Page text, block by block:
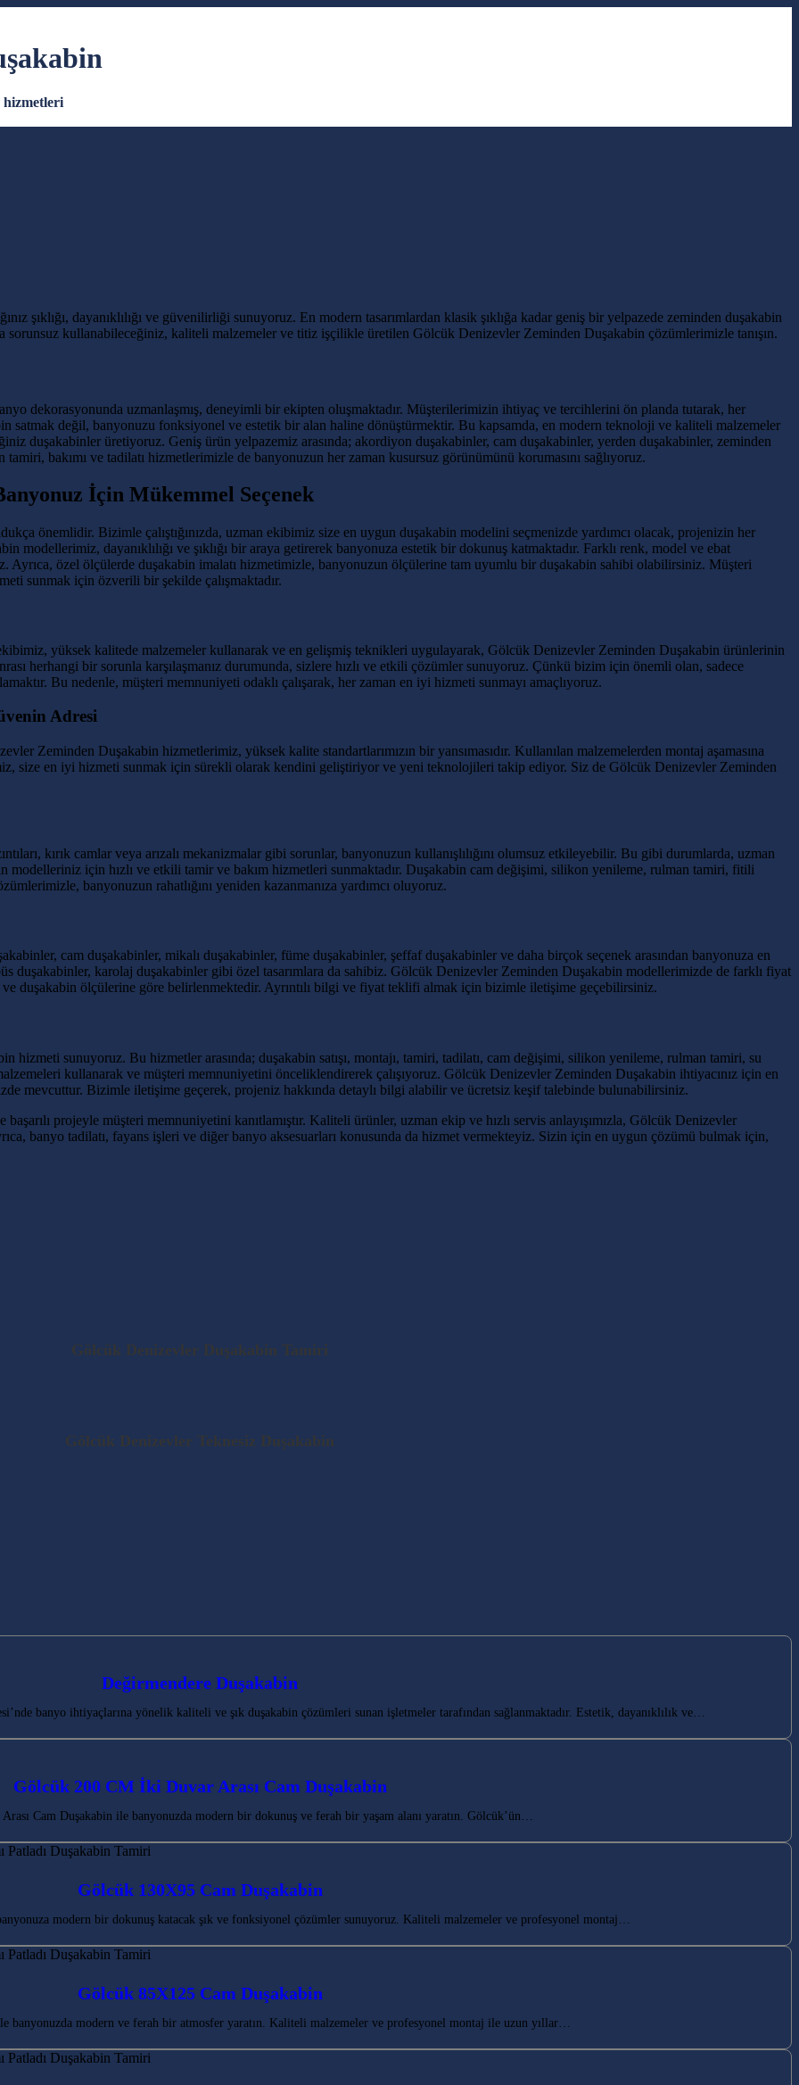
şıklığı, dayanıklılığı ve güvenilirliği sunuyoruz. En modern tasarımlardan klasik şıklığa kadar geniş bir yelpazede zeminden duşakabin
sorunsuz kullanabileceğiniz, kaliteli malzemeler ve titiz işçilikle üretilen Gölcük Denizevler Zeminden Duşakabin çözümlerimizle tanışın.
dekorasyonunda uzmanlaşmış, deneyimli bir ekipten oluşmaktadır. Müşterilerimizin ihtiyaç ve tercihlerini ön planda tutarak, her
satmak değil, banyonuzu fonksiyonel ve estetik bir alan haline dönüştürmektir. Bu kapsamda, en modern teknoloji ve kaliteli malzemeler
duşakabinler üretiyoruz. Geniş ürün yelpazemiz arasında; akordiyon duşakabinler, cam duşakabinler, yerden duşakabinler, zeminden
bakımı ve tadilatı hizmetlerimizle de banyonuzun her zaman kusursuz görünümünü korumasını sağlıyoruz.
İçin Mükemmel Seçenek
önemlidir. Bizimle çalıştığınızda, uzman ekibimiz size en uygun duşakabin modelini seçmenizde yardımcı olacak, projenizin her
modellerimiz, dayanıklılığı ve şıklığı bir araya getirerek banyonuza estetik bir dokunuş katmaktadır. Farklı renk, model ve ebat
özel ölçülerde duşakabin imalatı hizmetimizle, banyonuzun ölçülerine tam uyumlu bir duşakabin sahibi olabilirsiniz. Müşteri
sunmak için özverili bir şekilde çalışmaktadır.
yüksek kalitede malzemeler kullanarak ve en gelişmiş teknikleri uygulayarak, Gölcük Denizevler Zeminden Duşakabin ürünlerinin
herhangi bir sorunla karşılaşmanız durumunda, sizlere hızlı ve etkili çözümler sunuyoruz. Çünkü bizim için önemli olan, sadece
Bu nedenle, müşteri memnuniyeti odaklı çalışarak, her zaman en iyi hizmeti sunmayı amaçlıyoruz.
Adresi
Zeminden Duşakabin hizmetlerimiz, yüksek kalite standartlarımızın bir yansımasıdır. Kullanılan malzemelerden montaj aşamasına
size en iyi hizmeti sunmak için sürekli olarak kendini geliştiriyor ve yeni teknolojileri takip ediyor. Siz de Gölcük Denizevler Zeminden
kırık camlar veya arızalı mekanizmalar gibi sorunlar, banyonuzun kullanışlılığını olumsuz etkileyebilir. Bu gibi durumlarda, uzman
için hızlı ve etkili tamir ve bakım hizmetleri sunmaktadır. Duşakabin cam değişimi, silikon yenileme, rulman tamiri, fitili
banyonuzun rahatlığını yeniden kazanmanıza yardımcı oluyoruz.
cam duşakabinler, mikalı duşakabinler, füme duşakabinler, şeffaf duşakabinler ve daha birçok seçenek arasından banyonuza en
duşakabinler, karolaj duşakabinler gibi özel tasarımlara da sahibiz. Gölcük Denizevler Zeminden Duşakabin modellerimizde de farklı fiyat
duşakabin ölçülerine göre belirlenmektedir. Ayrıntılı bilgi ve fiyat teklifi almak için bizimle iletişime geçebilirsiniz.
sunuyoruz. Bu hizmetler arasında; duşakabin satışı, montajı, tamiri, tadilatı, cam değişimi, silikon yenileme, rulman tamiri, su
kullanarak ve müşteri memnuniyetini önceliklendirerek çalışıyoruz. Gölcük Denizevler Zeminden Duşakabin ihtiyacınız için en
mevcuttur. Bizimle iletişime geçerek, projeniz hakkında detaylı bilgi alabilir ve ücretsiz keşif talebinde bulunabilirsiniz.
projeyle müşteri memnuniyetini kanıtlamıştır. Kaliteli ürünler, uzman ekip ve hızlı servis anlayışımızla, Gölcük Denizevler
banyo tadilatı, fayans işleri ve diğer banyo aksesuarları konusunda da hizmet vermekteyiz. Sizin için en uygun çözümü bulmak için,
Gölcük Denizevler Duşakabin Tamiri
Gölcük Denizevler Teknesiz Duşakabin
Değirmendere Duşakabin
banyo ihtiyaçlarına yönelik kaliteli ve şık duşakabin çözümleri sunan işletmeler tarafından sağlanmaktadır. Estetik, dayanıklılık ve…
Gölcük 200 CM İki Duvar Arası Cam Duşakabin
Cam Duşakabin ile banyonuzda modern bir dokunuş ve ferah bir yaşam alanı yaratın. Gölcük’ün…
Gölcük 130X95 Cam Duşakabin
modern bir dokunuş katacak şık ve fonksiyonel çözümler sunuyoruz. Kaliteli malzemeler ve profesyonel montaj…
Gölcük 85X125 Cam Duşakabin
banyonuzda modern ve ferah bir atmosfer yaratın. Kaliteli malzemeler ve profesyonel montaj ile uzun yıllar…